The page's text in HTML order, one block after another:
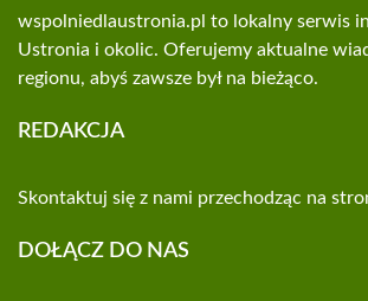
wspolniedlaustronia.pl to lokalny serwis
Ustronia i okolic. Oferujemy aktualne
regionu, abyś zawsze był na bieżąco.
REDAKCJA
Skontaktuj się z nami przechodząc na
DOŁĄCZ DO NAS